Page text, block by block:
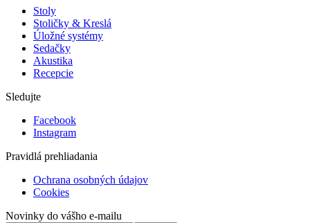
Stoly
Stoličky & Kreslá
Úložné systémy
Sedačky
Akustika
Recepcie
Sledujte
Facebook
Instagram
Pravidlá prehliadania
Ochrana osobných údajov
Cookies
Novinky do vášho e-mailu